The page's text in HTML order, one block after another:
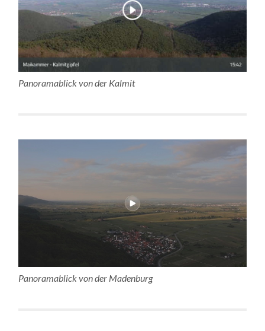
Panoramablick von der Kalmit
Panoramablick von der Madenburg